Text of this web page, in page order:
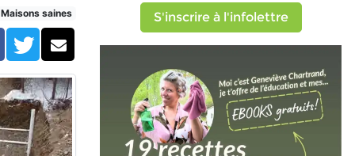
Maisons saines
TwitterCourriel
S'inscrire à l'infolettre